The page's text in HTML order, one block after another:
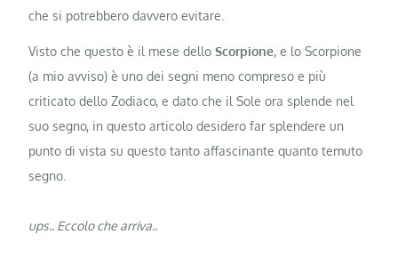
che si potrebbero davvero evitare.
Visto che questo è il mese delloScorpione, e lo Scorpione
(a mio avviso) è uno dei segni meno compreso e più
criticato dello Zodiaco, e dato che il Sole ora splende nel
suo segno, in questo articolo desidero far splendere un
punto di vista su questo tanto affascinante quanto temuto
segno.
ups.. Eccolo che arriva..